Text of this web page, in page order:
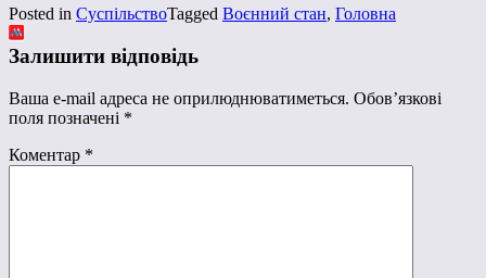
Posted in СуспільствоTagged Воєнний стан, Головна
Залишити відповідь
Ваша e-mail адреса не оприлюднюватиметься. Обов’язкові
поля позначені *
Коментар *